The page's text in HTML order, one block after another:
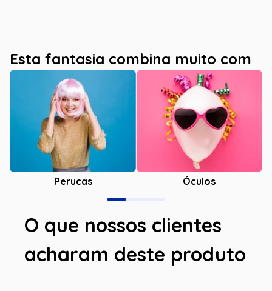
Esta fantasia combina muito com
Perucas Óculos
O que nossos clientes
acharam deste produto